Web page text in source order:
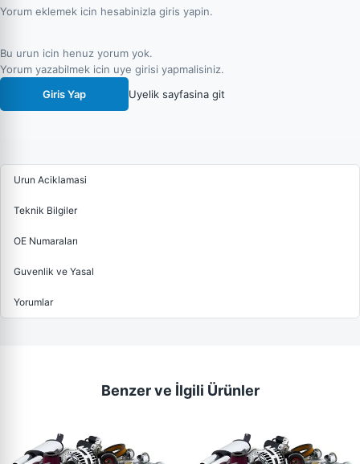
Yorum eklemek icin hesabinizla giris yapin.
Bu urun icin henuz yorum yok.
Yorum yazabilmek icin uye girisi yapmalisiniz.
Giris Yap
Uyelik sayfasina git
Urun Aciklamasi
Teknik Bilgiler
OE Numaraları
Guvenlik ve Yasal
Yorumlar
Benzer ve İlgili Ürünler